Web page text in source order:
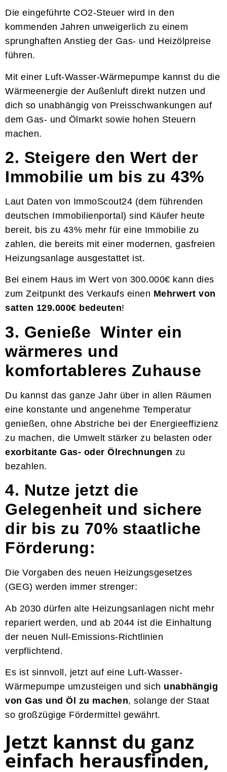
Die eingeführte CO2-Steuer wird in den
kommenden Jahren unweigerlich zu einem
sprunghaften Anstieg der Gas- und Heizölpreise
führen.
Mit einer Luft-Wasser-Wärmepumpe kannst du die
Wärmeenergie der Außenluft direkt nutzen und
dich so unabhängig von Preisschwankungen auf
dem Gas- und Ölmarkt sowie hohen Steuern
machen.
2. Steigere den Wert der
Immobilie um bis zu 43%
Laut Daten von ImmoScout24 (dem führenden
deutschen Immobilienportal) sind Käufer heute
bereit, bis zu 43% mehr für eine Immobilie zu
zahlen, die bereits mit einer modernen, gasfreien
Heizungsanlage ausgestattet ist.
Bei einem Haus im Wert von 300.000€ kann dies
zum Zeitpunkt des Verkaufs einen Mehrwert von
satten 129.000€ bedeuten!
3. Genieße Winter ein
wärmeres und
komfortableres Zuhause
Du kannst das ganze Jahr über in allen Räumen
eine konstante und angenehme Temperatur
genießen, ohne Abstriche bei der Energieeffizienz
zu machen, die Umwelt stärker zu belasten oder
exorbitante Gas- oder Ölrechnungen zu
bezahlen.
4. Nutze jetzt die
Gelegenheit und sichere
dir bis zu 70% staatliche
Förderung:
Die Vorgaben des neuen Heizungsgesetzes
(GEG) werden immer strenger:
Ab 2030 dürfen alte Heizungsanlagen nicht mehr
repariert werden, und ab 2044 ist die Einhaltung
der neuen Null-Emissions-Richtlinien
verpflichtend.
Es ist sinnvoll, jetzt auf eine Luft-Wasser-
Wärmepumpe umzusteigen und sich unabhängig
von Gas und Öl zu machen, solange der Staat
so großzügige Fördermittel gewährt.
Jetzt kannst du ganz
einfach herausfinden,